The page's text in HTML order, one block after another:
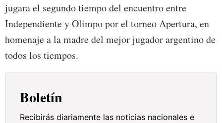
jugara el segundo tiempo del encuentro entre
Independiente y Olimpo por el torneo Apertura, en
homenaje a la madre del mejor jugador argentino de
todos los tiempos.
Boletín
Recibirás diariamente las noticias nacionales e